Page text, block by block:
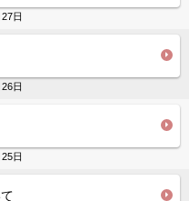
日
日
日